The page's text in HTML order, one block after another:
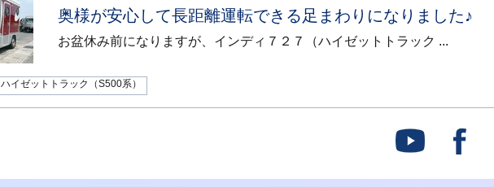
奥様が安心して長距離運転できる足まわりになりました♪
お盆休み前になりますが、インディ７２７（ハイゼットトラック ...
ハイゼットトラック（S500系）